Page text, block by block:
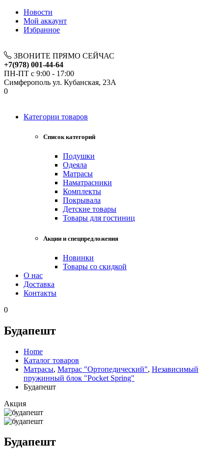
Новости
Мой аккаунт
Избранное
ЗВОНИТЕ ПРЯМО СЕЙЧАС
+7(978) 001-44-64
ПН-ПТ с 9:00 - 17:00
Симферополь ул. Кубанская, 23А
0
Категории товаров
Список категорий
Подушки
Одеяла
Матрасы
Наматрасники
Комплекты
Покрывала
Детские товары
Товары для гостиниц
Акции и спецпредложения
Новинки
Товары со скидкой
О нас
Доставка
Контакты
0
Будапешт
Home
Каталог товаров
Матрасы, Матрас "Ортопедический", Независимый
пружинный блок "Pocket Spring"
Будапешт
Акция
Будапешт